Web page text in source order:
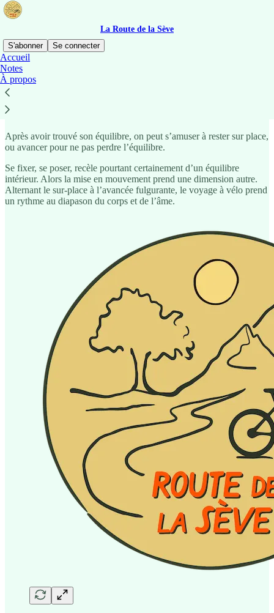
La Route de la Sève
S'abonner
Se connecter
Accueil
Notes
À propos
La Route de la Sève
Après avoir trouvé son équilibre, on peut s’amuser à rester sur place,
ou avancer pour ne pas perdre l’équilibre.
Se fixer, se poser, recèle pourtant certainement d’un équilibre
intérieur. Alors la mise en mouvement prend une dimension autre.
Alternant le sur-place à l’avancée fulgurante, le voyage à vélo prend
un rythme au diapason du corps et de l’âme.